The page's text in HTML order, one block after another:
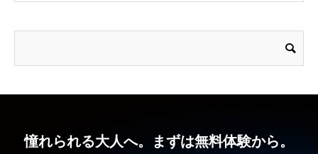
憧れられる大人へ。まずは無料体験から。